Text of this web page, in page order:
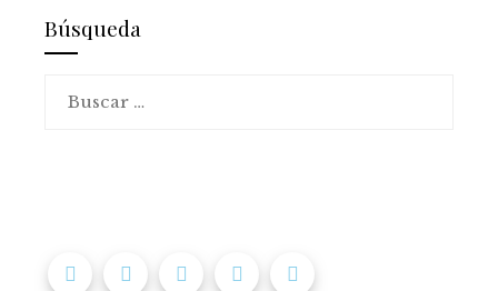
Búsqueda